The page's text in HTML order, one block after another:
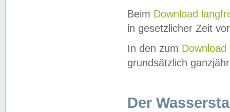
Beim Download
in gesetzlicher Zeit
In den zum Download
grundsätzlich
Der